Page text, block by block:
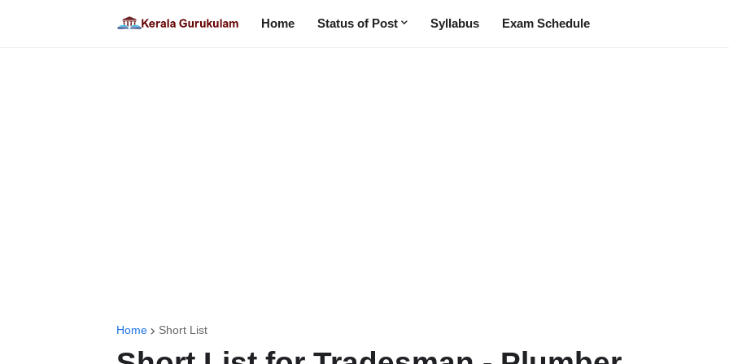
Home Status of Post Syllabus Exam Schedule
Home Short List